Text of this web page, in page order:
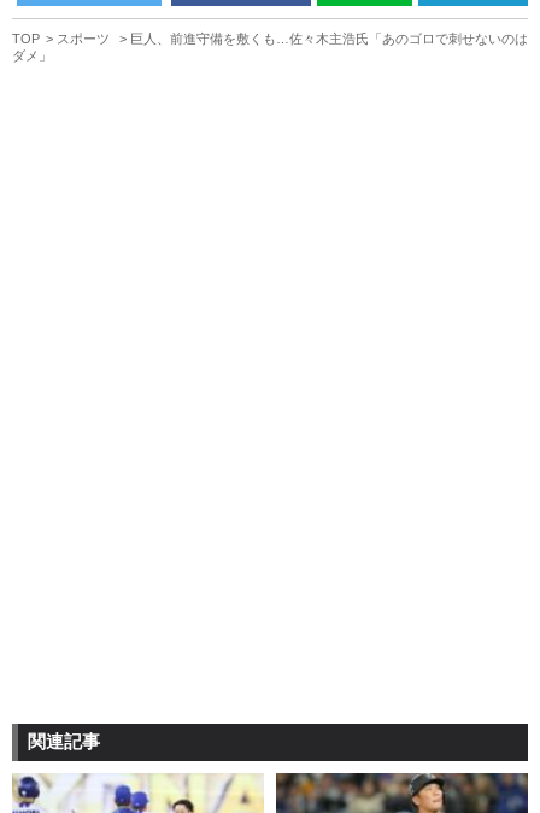
TOP スポーツ
巨人、前進守備を敷くも…佐々木主浩氏「あのゴロで刺せないのは
ダメ」
関連記事